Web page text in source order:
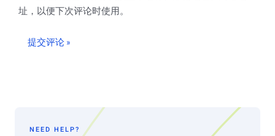
址，以便下次评论时使用。
NEED HELP?